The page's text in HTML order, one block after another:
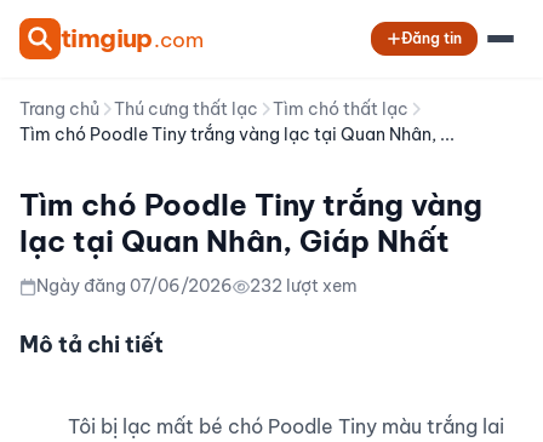
timgiup.com Đăng tin
Trang chủ Thú cưng thất lạc
Tìm chó thất lạc
Tìm chó Poodle Tiny trắng vàng lạc tại Quan Nhân, ...
Tìm chó Poodle Tiny trắng vàng
lạc tại Quan Nhân, Giáp Nhất
Ngày đăng 07/06/2026 232 lượt xem
Mô tả chi tiết